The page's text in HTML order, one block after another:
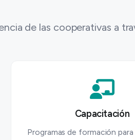
de las cooperativas a
Capacitación
Programas de formación